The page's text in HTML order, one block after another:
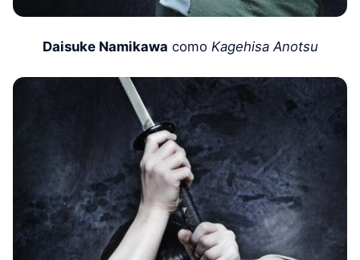
Daisuke Namikawa como Kagehisa Anotsu